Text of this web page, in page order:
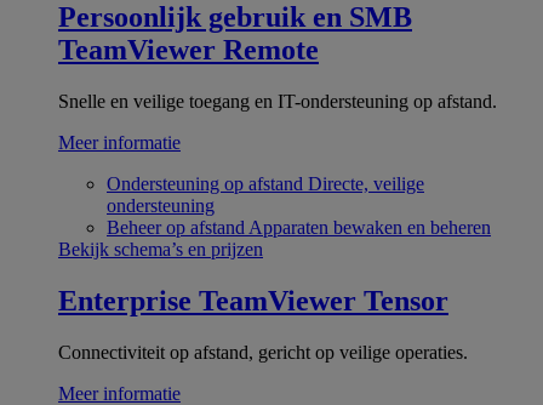
Persoonlijk gebruik en SMB
TeamViewer Remote
Snelle en veilige toegang en IT-ondersteuning op afstand.
Meer informatie
Ondersteuning op afstand Directe, veilige
ondersteuning
Beheer op afstand Apparaten bewaken en beheren
Bekijk schema’s en prijzen
Enterprise TeamViewer Tensor
Connectiviteit op afstand, gericht op veilige operaties.
Meer informatie